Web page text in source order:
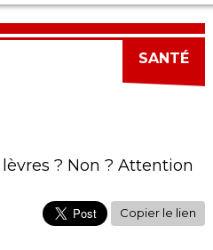
SANTÉ
? Non ? Attention
Copier le lien